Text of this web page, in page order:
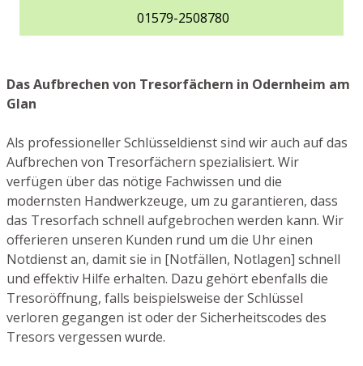
01579-2508780
Das Aufbrechen von Tresorfächern in Odernheim am
Glan
Als professioneller Schlüsseldienst sind wir auch auf das
Aufbrechen von Tresorfächern spezialisiert. Wir
verfügen über das nötige Fachwissen und die
modernsten Handwerkzeuge, um zu garantieren, dass
das Tresorfach schnell aufgebrochen werden kann. Wir
offerieren unseren Kunden rund um die Uhr einen
Notdienst an, damit sie in [Notfällen, Notlagen] schnell
und effektiv Hilfe erhalten. Dazu gehört ebenfalls die
Tresoröffnung, falls beispielsweise der Schlüssel
verloren gegangen ist oder der Sicherheitscodes des
Tresors vergessen wurde.